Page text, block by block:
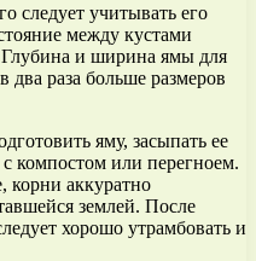
следует учитывать его
между кустами
и ширина ямы для
раза больше размеров
яму, засыпать ее
компостом или перегноем.
корни аккуратно
землей. После
хорошо утрамбовать и